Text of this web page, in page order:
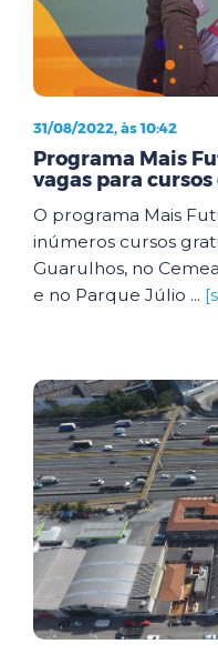
31/08/2022, às 10:42
Programa Mais
vagas para
O programa Mais
inúmeros cursos
Guarulhos, no
e no Parque Júlio ...